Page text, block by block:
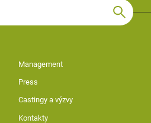
Management
Press
Castingy a výzvy
Kontakty